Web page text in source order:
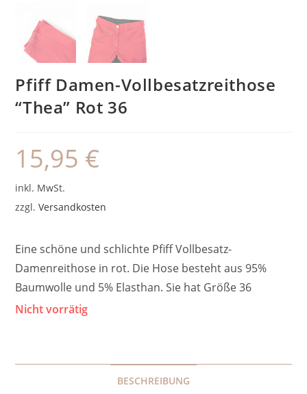
Pfiff Damen-Vollbesatzreithose
“Thea” Rot 36
15,95 €
inkl. MwSt.
zzgl.Versandkosten
Eine schöne und schlichte Pfiff Vollbesatz-
Damenreithose in rot. Die Hose besteht aus 95%
Baumwolle und 5% Elasthan. Sie hat Größe 36
Nicht vorrätig
BESCHREIBUNG